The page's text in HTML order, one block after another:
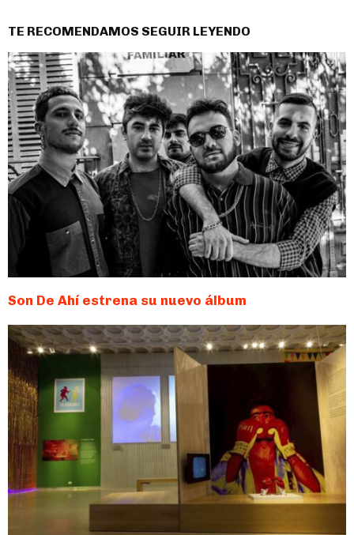
TE RECOMENDAMOS SEGUIR LEYENDO
Son De Ahí estrena su nuevo álbum